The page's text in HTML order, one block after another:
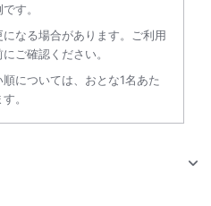
す。
になる場合があります。ご利用
ご確認ください。
については、おとな1名あた
。